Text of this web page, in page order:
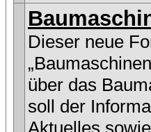
Dieser neue
über das
soll der
Aktuelles